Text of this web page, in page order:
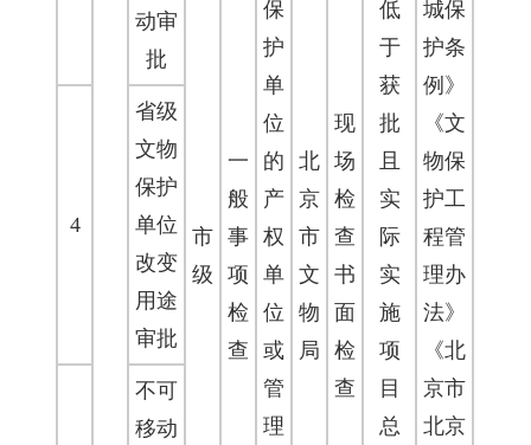
市
级
一
般
事
项
检
查
保
护
单
位
的
产
权
单
位
或
管
理
北
京
市
文
物
局
现
场
检
查
书
面
检
查
低
于
获
批
且
实
际
实
施
项
目
总
城保
护条
例》
《文
物保
护工
程管
理办
法》
《北
京市
北京
动审
批
4
省级
文物
保护
单位
改变
用途
审批
不可
移动